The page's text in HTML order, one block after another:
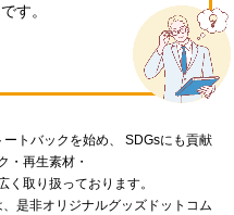
す。
トバックを始め、 SDGsにも貢献
・再生素材・
く取り扱っております。
是非オリジナルグッズドットコム